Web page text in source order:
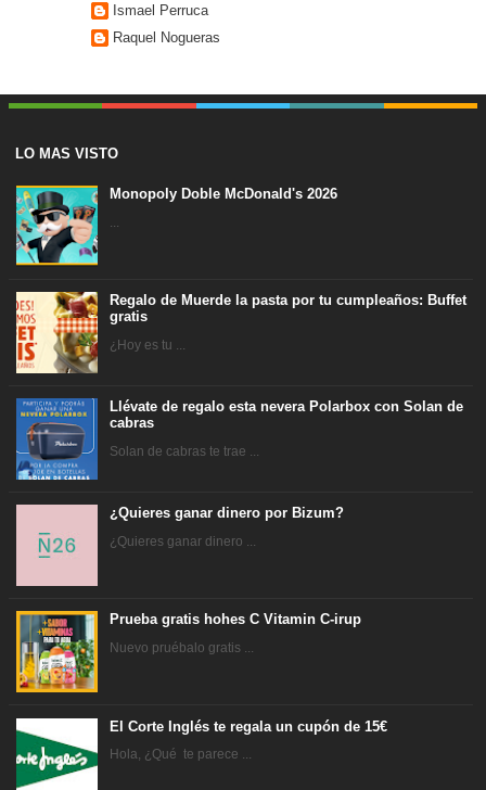
Ismael Perruca
Raquel Nogueras
LO MAS VISTO
Monopoly Doble McDonald's 2026
Regalo de Muerde la pasta por tu cumpleaños: Buffet
gratis
¿Hoy es tu ...
Llévate de regalo esta nevera Polarbox con Solan de
cabras
Solan de cabras te trae ...
¿Quieres ganar dinero por Bizum?
¿Quieres ganar dinero ...
Prueba gratis hohes C Vitamin C-irup
Nuevo pruébalo gratis ...
El Corte Inglés te regala un cupón de 15€
Hola, ¿Qué te parece ...